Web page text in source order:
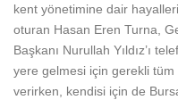
kent yönetimine dair
oturan Hasan Eren Turna,
Başkanı Nurullah Yıldız’ı
yere gelmesi için gerekli tüm
verirken, kendisi için de